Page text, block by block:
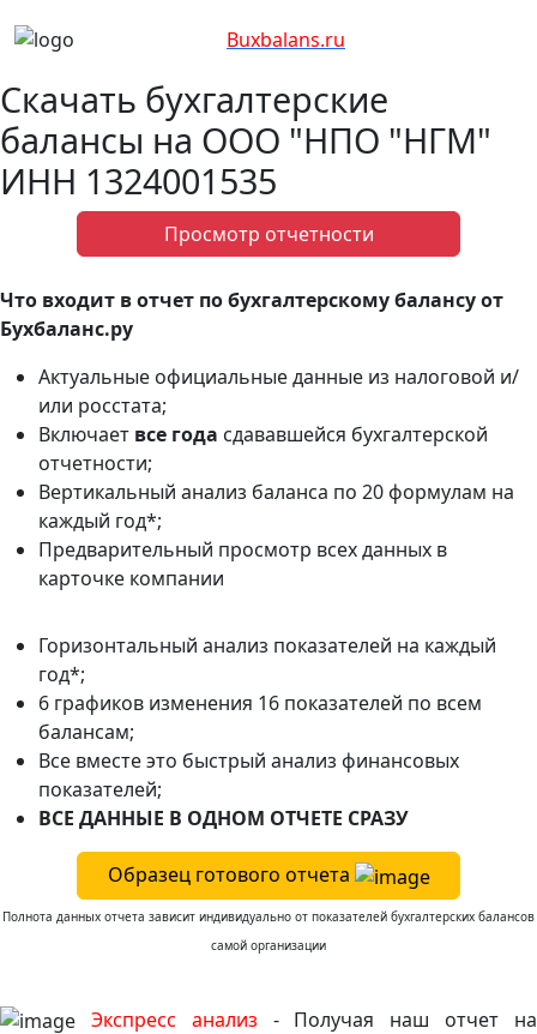
Buxbalans.ru
Скачать бухгалтерские
балансы на ООО "НПО "НГМ"
ИНН 1324001535
Просмотр отчетности
Что входит в отчет по бухгалтерскому балансу от
Бухбаланс.ру
Актуальные официальные данные из налоговой и/
или росстата;
Включает все года сдававшейся бухгалтерской
отчетности;
Вертикальный анализ баланса по 20 формулам на
каждый год*;
Предварительный просмотр всех данных в
карточке компании
Горизонтальный анализ показателей на каждый
год*;
6 графиков изменения 16 показателей по всем
балансам;
Все вместе это быстрый анализ финансовых
показателей;
ВСЕ ДАННЫЕ В ОДНОМ ОТЧЕТЕ СРАЗУ
Образец готового отчета
Полнота данных отчета зависит индивидуально от показателей бухгалтерских балансов
самой организации
Экспресс анализ - Получая наш отчет на